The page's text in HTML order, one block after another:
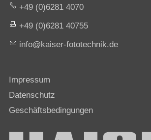
+49 (0)6281 4070
+49 (0)6281 40755
nf
k s r-f t t chn k d
Impressum
Datenschutz
Geschäftsbedingungen